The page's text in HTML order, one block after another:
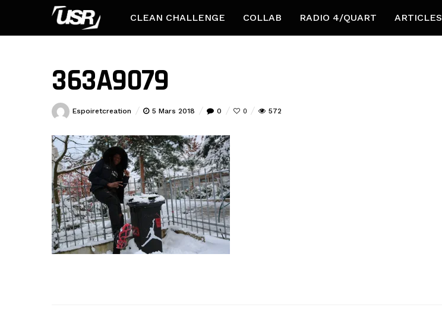
CLEAN CHALLENGE COLLAB RADIO 4/QUART ARTICLES
363A9079
Espoiretcreation 5 Mars 2018 0 0 572